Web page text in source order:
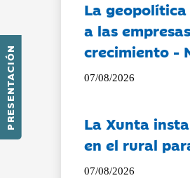
PRESENTACIÓN
La
a las
crecimiento -
07/08/2026
La Xunta
en el rural
07/08/2026